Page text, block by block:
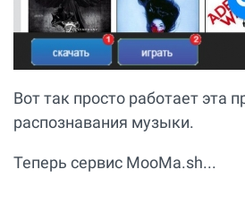
Вот так просто работает эта
распознавания музыки.
Теперь сервис MooMa.sh...